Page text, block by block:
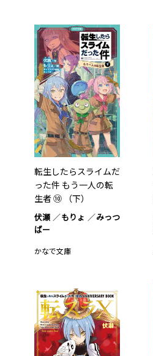
転生したらスライムだ
った件 もう一人の転
生者 ⑩ （下）
伏瀬 もりょ
みっつ
ばー
かなで文庫